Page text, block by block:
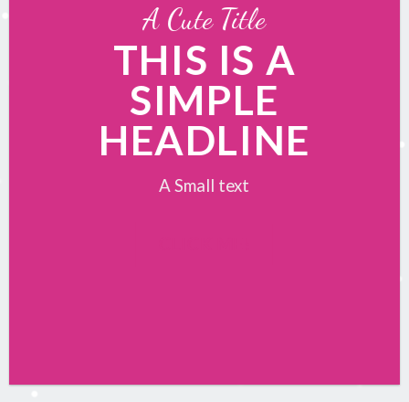
A Cute Title
THIS IS A
SIMPLE
HEADLINE
A Small text